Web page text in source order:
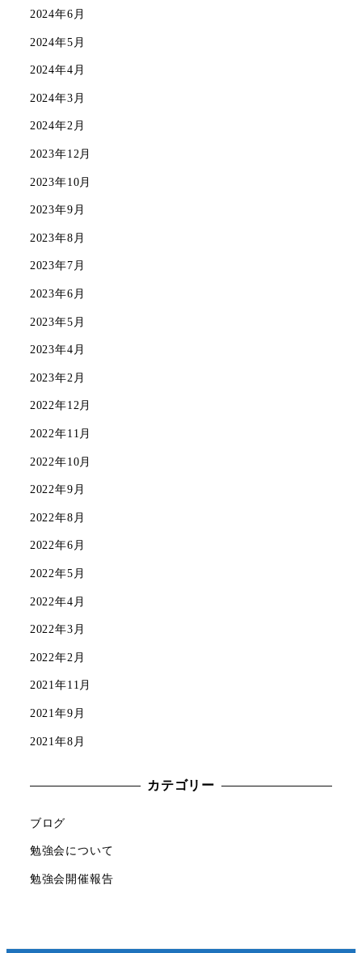
2024年6月
2024年5月
2024年4月
2024年3月
2024年2月
2023年12月
2023年10月
2023年9月
2023年8月
2023年7月
2023年6月
2023年5月
2023年4月
2023年2月
2022年12月
2022年11月
2022年10月
2022年9月
2022年8月
2022年6月
2022年5月
2022年4月
2022年3月
2022年2月
2021年11月
2021年9月
2021年8月
カテゴリー
ブログ
勉強会について
勉強会開催報告